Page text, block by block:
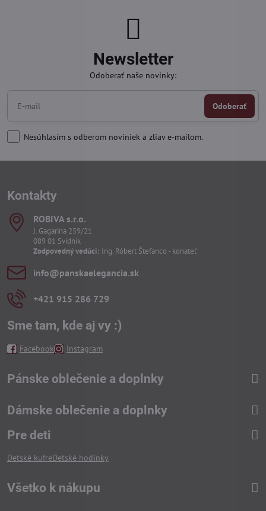
Newsletter
Odoberať naše novinky:
Odoberať
Nesúhlasím s odberom noviniek a zliav e-mailom.
Kontakty
ROBIVA s​.r​.o​.
J. Gagarina 259/21
089 01 Svidník
Zodpovedný vedúci: Ing. Róbert Štefanco - konateľ
info​@panskaelegancia​.sk
+421 915 286 729
Sme tam, kde aj vy :)
Facebook Instagram
Pánske oblečenie a doplnky
Dámske oblečenie a doplnky
Pre deti
Detské kufreDetské hodinky
Všetko k nákupu